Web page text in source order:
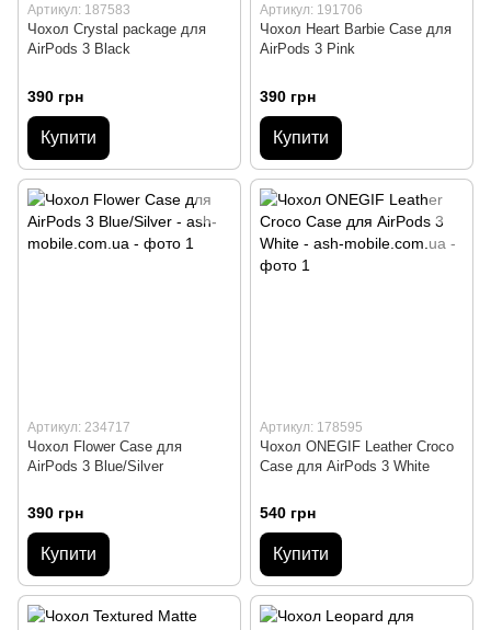
Артикул: 187583
Чохол Crystal package для
AirPods 3 Black
390 грн
Купити
Артикул: 191706
Чохол Heart Barbie Case для
AirPods 3 Pink
390 грн
Купити
Артикул: 234717
Чохол Flower Case для
AirPods 3 Blue/Silver
390 грн
Купити
Артикул: 178595
Чохол ONEGIF Leather Croco
Case для AirPods 3 White
540 грн
Купити